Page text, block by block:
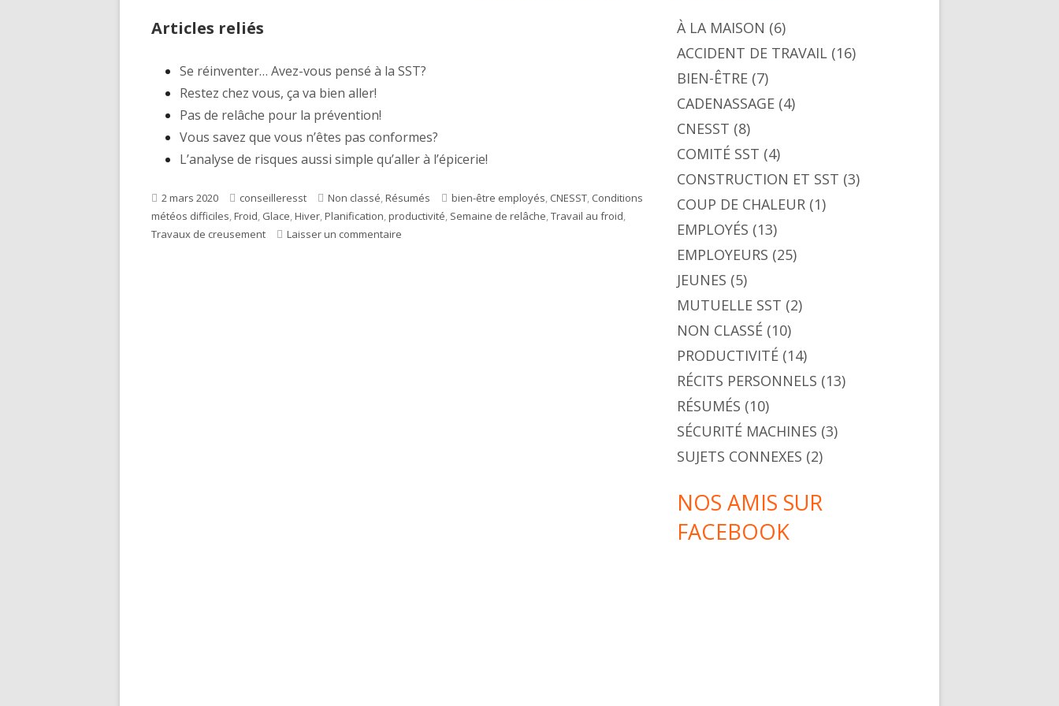
Articles reliés
Se réinventer… Avez-vous pensé à la SST?
Restez chez vous, ça va bien aller!
Pas de relâche pour la prévention!
Vous savez que vous n’êtes pas conformes?
L’analyse de risques aussi simple qu’aller à l’épicerie!
Publié
le
2 mars 2020 Auteur
conseilleresst Catégories
Non classé,Résumés Étiquettes
bien-être employés, CNESST, Conditions
météos difficiles,Froid, Glace,Hiver,Planification,productivité, Semaine de relâche,Travail au froid,
Travaux de creusement
Laisser un commentaire
À LA MAISON (6)
ACCIDENT DE TRAVAIL (16)
BIEN-ÊTRE (7)
CADENASSAGE (4)
CNESST (8)
COMITÉ SST (4)
CONSTRUCTION ET SST (3)
COUP DE CHALEUR (1)
EMPLOYÉS (13)
EMPLOYEURS (25)
JEUNES (5)
MUTUELLE SST (2)
NON CLASSÉ (10)
PRODUCTIVITÉ (14)
RÉCITS PERSONNELS (13)
RÉSUMÉS (10)
SÉCURITÉ MACHINES (3)
SUJETS CONNEXES (2)
NOS AMIS SUR
FACEBOOK